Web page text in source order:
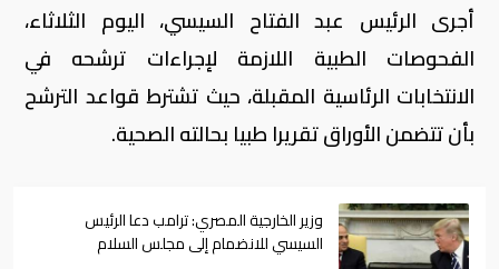
أجرى الرئيس عبد الفتاح السيسي، اليوم الثلاثاء،
الفحوصات الطبية اللازمة لإجراءات ترشحه في
الانتخابات الرئاسية المقبلة، حيث تشترط قواعد الترشح
بأن تتضمن الأوراق تقريرا طبيا بحالته الصحية.
وزير الخارجية المصري: ترامب دعا الرئيس
السيسي للانضمام إلى مجلس السلام